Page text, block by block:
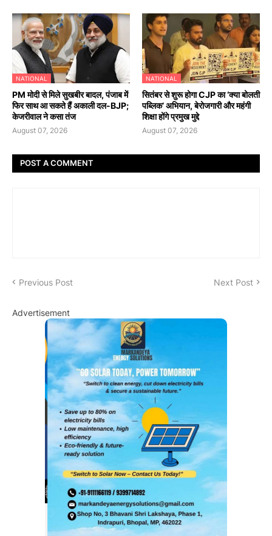
NATIONAL
PM मोदी से मिले सुखबीर बादल, पंजाब में
फिर साथ आ सकते हैं अकाली दल-BJP;
केजरीवाल ने कसा तंज
August 07, 2026
NATIONAL
सितंबर से शुरू होगा CJP का ‘क्या बोलती
पब्लिक’ अभियान, बेरोजगारी और महंगी
शिक्षा होंगे प्रमुख मुद्दे
August 07, 2026
POST A COMMENT
Previous Post Next Post
Advertisement